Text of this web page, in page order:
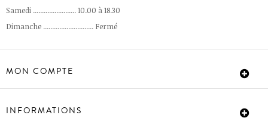
Samedi ........................ 10.00 à 18.30
Dimanche ............................ Fermé
MON COMPTE
INFORMATIONS